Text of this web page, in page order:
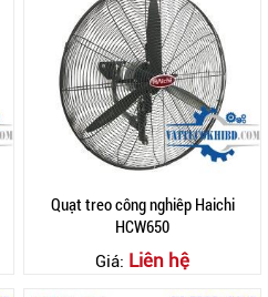
Quạt treo công nghiêp Haichi
HCW650
Giá: Liên hệ